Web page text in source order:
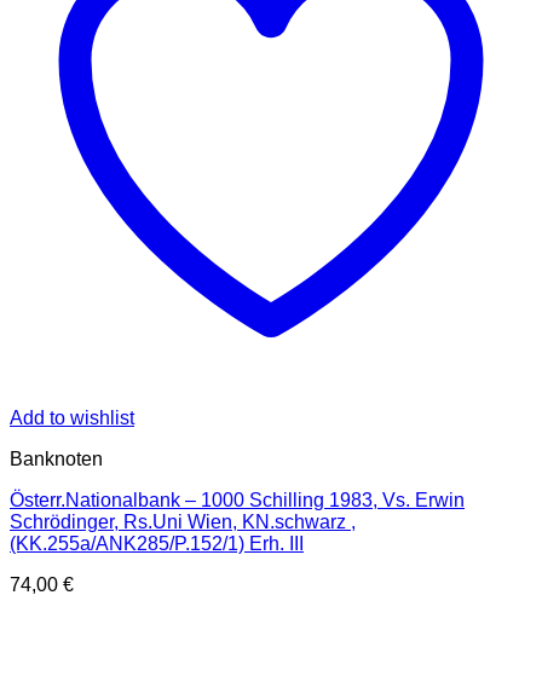
Add to wishlist
Banknoten
Österr.Nationalbank – 1000 Schilling 1983, Vs. Erwin
Schrödinger, Rs.Uni Wien, KN.schwarz ,
(KK.255a/ANK285/P.152/1) Erh. III
74,00 €